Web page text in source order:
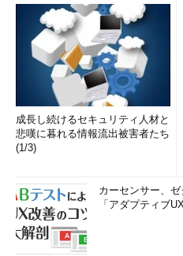
成長し続けるセキュリティ人材と
悲嘆に暮れる情報流出被害者たち
(1/3)
カーセンサー、
「アダプティブ